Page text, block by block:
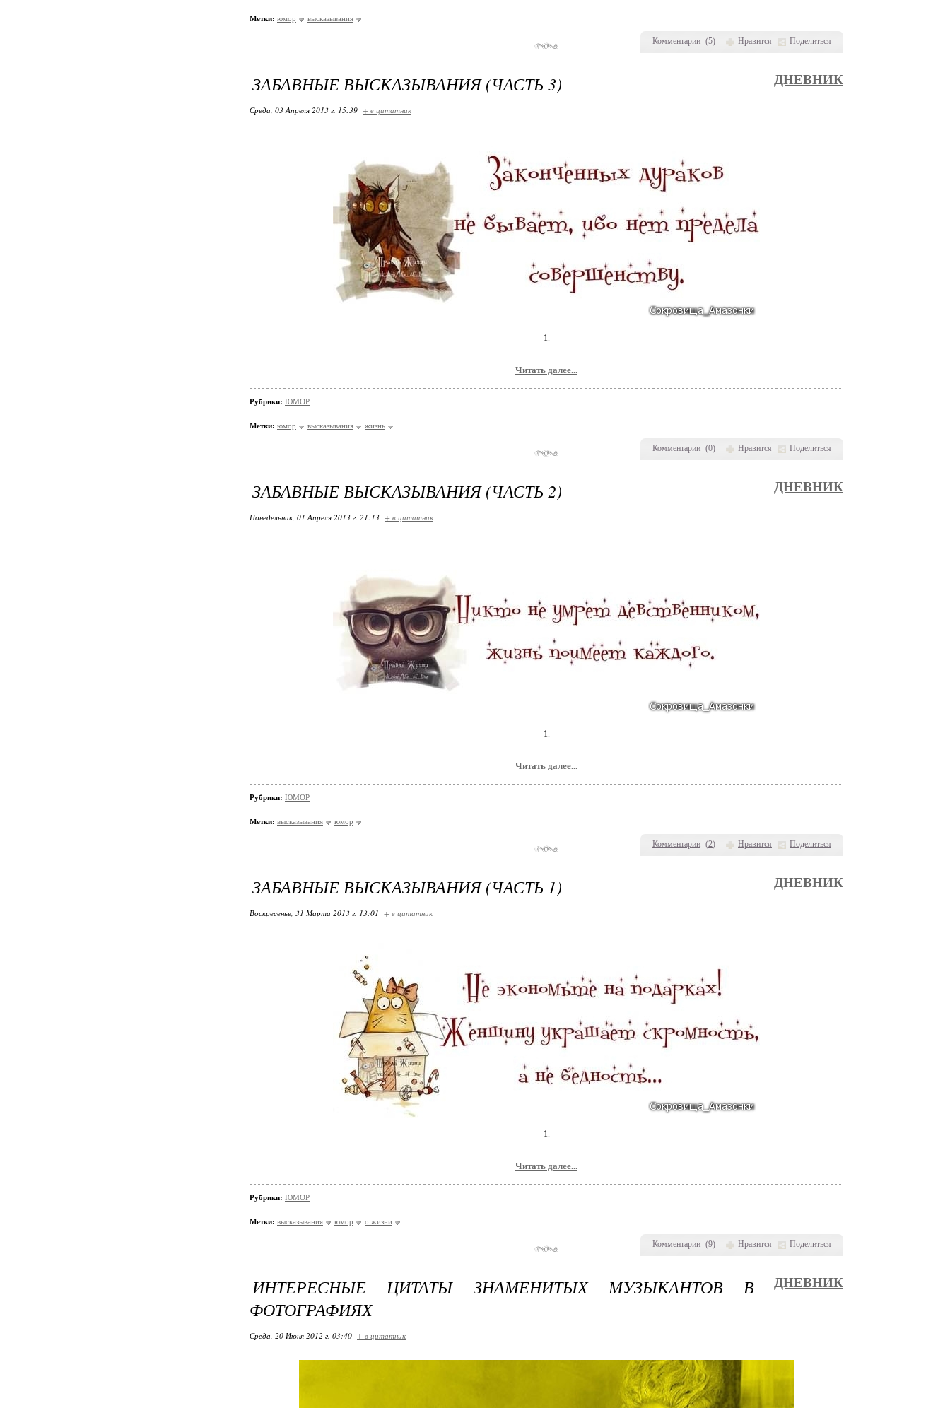
Комментарии (5) Нравится Поделиться
Метки: юмор высказывания
Комментарии (0) Нравится Поделиться
ЗАБАВНЫЕ ВЫСКАЗЫВАНИЯ (ЧАСТЬ 3) ДНЕВНИК
Среда, 03 Апреля 2013 г. 15:39 + в цитатник
1.
Читать далее...
Рубрики: ЮМОР
Метки: юмор высказывания жизнь
Комментарии (2) Нравится Поделиться
ЗАБАВНЫЕ ВЫСКАЗЫВАНИЯ (ЧАСТЬ 2) ДНЕВНИК
Понедельник, 01 Апреля 2013 г. 21:13 + в цитатник
1.
Читать далее...
Рубрики: ЮМОР
Метки: высказывания юмор
Комментарии (9) Нравится Поделиться
ЗАБАВНЫЕ ВЫСКАЗЫВАНИЯ (ЧАСТЬ 1) ДНЕВНИК
Воскресенье, 31 Марта 2013 г. 13:01 + в цитатник
1.
Читать далее...
Рубрики: ЮМОР
Метки: высказывания юмор о жизни
ИНТЕРЕСНЫЕ ЦИТАТЫ ЗНАМЕНИТЫХ МУЗЫКАНТОВ В
ФОТОГРАФИЯХ
ДНЕВНИК
Среда, 20 Июня 2012 г. 03:40 + в цитатник